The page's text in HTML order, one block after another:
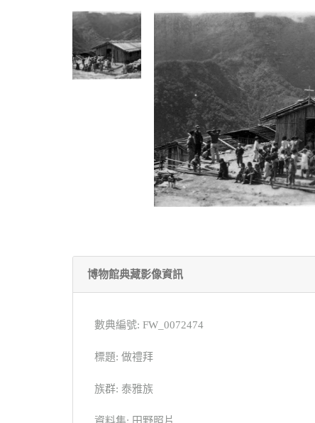
博物館典藏影像資訊
數典編號: FW_0072474
標題: 做禮拜
族群: 泰雅族